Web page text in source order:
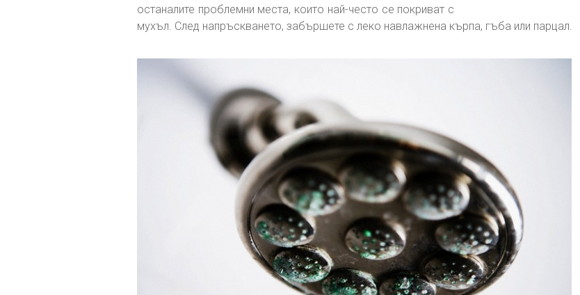
останалите проблемни места, които най-често се покриват с
мухъл. След напръскването, забършете с леко навлажнена кърпа, гъба или парцал.